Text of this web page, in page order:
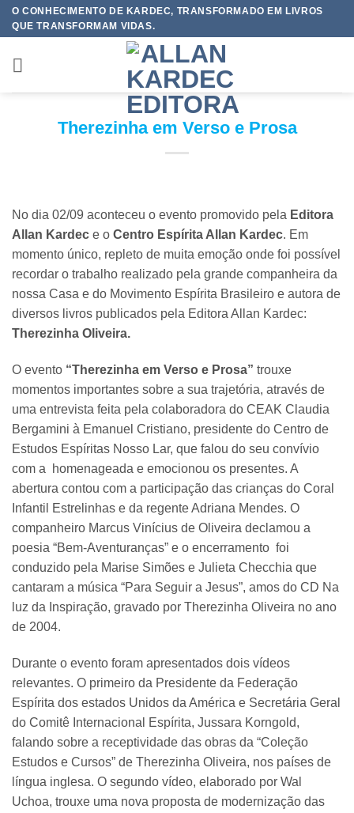
SkipO CONHECIMENTO DE KARDEC, TRANSFORMADO EM LIVROS
QUE TRANSFORMAM VIDAS.
Therezinha em Verso e Prosa
No dia 02/09 aconteceu o evento promovido pela Editora
Allan Kardec e o Centro Espírita Allan Kardec. Em
momento único, repleto de muita emoção onde foi possível
recordar o trabalho realizado pela grande companheira da
nossa Casa e do Movimento Espírita Brasileiro e autora de
diversos livros publicados pela Editora Allan Kardec:
Therezinha Oliveira.
O evento “Therezinha em Verso e Prosa” trouxe
momentos importantes sobre a sua trajetória, através de
uma entrevista feita pela colaboradora do CEAK Claudia
Bergamini à Emanuel Cristiano, presidente do Centro de
Estudos Espíritas Nosso Lar, que falou do seu convívio
com a homenageada e emocionou os presentes. A
abertura contou com a participação das crianças do Coral
Infantil Estrelinhas e da regente Adriana Mendes. O
companheiro Marcus Vinícius de Oliveira declamou a
poesia “Bem-Aventuranças” e o encerramento foi
conduzido pela Marise Simões e Julieta Checchia que
cantaram a música “Para Seguir a Jesus”, amos do CD Na
luz da Inspiração, gravado por Therezinha Oliveira no ano
de 2004.
Durante o evento foram apresentados dois vídeos
relevantes. O primeiro da Presidente da Federação
Espírita dos estados Unidos da América e Secretária Geral
do Comitê Internacional Espírita, Jussara Korngold,
falando sobre a receptividade das obras da “Coleção
Estudos e Cursos” de Therezinha Oliveira, nos países de
língua inglesa. O segundo vídeo, elaborado por Wal
Uchoa, trouxe uma nova proposta de modernização das